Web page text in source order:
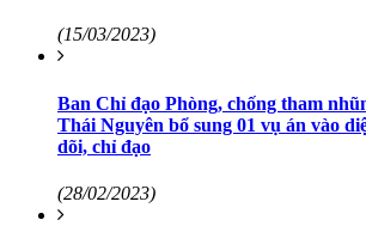
(15/03/2023)
Ban Chỉ đạo Phòng, chống tham
Thái Nguyên bổ sung 01 vụ án vào
dõi, chỉ đạo
(28/02/2023)